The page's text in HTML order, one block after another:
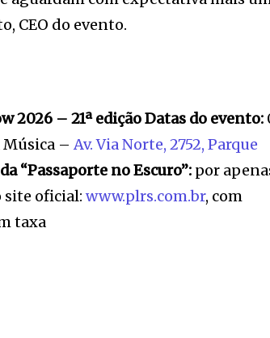
CEO do evento.
2026 – 21ª ediçãoDatas do evento:
Música –Av. Via Norte, 2752, Parque
“Passaporte no Escuro”: por
site oficial:www.plrs.com.br, com
taxa